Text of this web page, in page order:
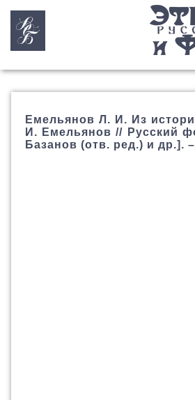
Емельянов Л. И. Из
И. Емельянов // Русский
Базанов (отв. ред.) и др.].